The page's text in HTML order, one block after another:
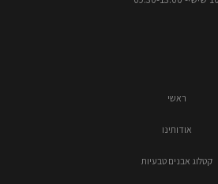
ראשי
אודותינו
קטלוג אבנים טבעיות